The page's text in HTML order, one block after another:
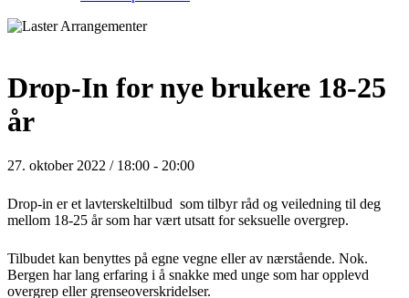
Drop-In for nye brukere 18-25
år
27. oktober 2022 / 18:00 - 20:00
Drop-in er et lavterskeltilbud som tilbyr råd og veiledning til deg
mellom 18-25 år som har vært utsatt for seksuelle overgrep.
Tilbudet kan benyttes på egne vegne eller av nærstående. Nok.
Bergen har lang erfaring i å snakke med unge som har opplevd
overgrep eller grenseoverskridelser.